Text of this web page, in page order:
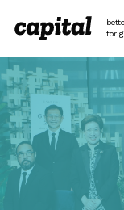
content
for